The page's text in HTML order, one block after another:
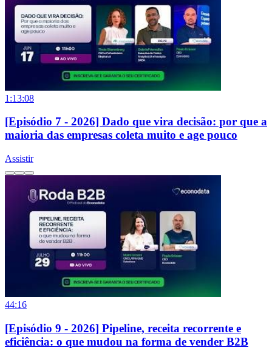
1:13:08
[Episódio 7 - 2026] Dado que vira decisão: por que a
maioria das empresas coleta muito e age pouco
Assistir
44:16
[Episódio 9 - 2026] Pipeline, receita recorrente e
eficiência: o que mudou na forma de vender B2B